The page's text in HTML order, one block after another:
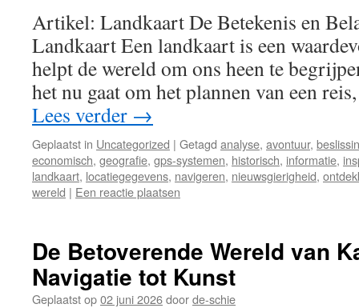
Artikel: Landkaart De Betekenis en
Landkaart Een landkaart is een
helpt de wereld om ons heen te
het nu gaat om het plannen van een
Lees verder →
Geplaatst in Uncategorized | Getagd analyse, avontuur,
economisch, geografie, gps-systemen, historisch, informatie,
landkaart, locatiegegevens, navigeren, nieuwsgierigheid,
wereld | Een reactie plaatsen
De Betoverende Wereld van
Navigatie tot Kunst
Geplaatst op02 juni 2026doorde-schie